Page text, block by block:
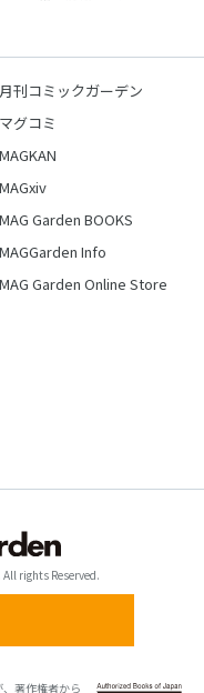
月刊コミックガーデン
マグコミ
MAGKAN
MAGxiv
MAG Garden BOOKS
MAGGarden Info
MAG Garden Online Store
rights Reserved.
著作権者から